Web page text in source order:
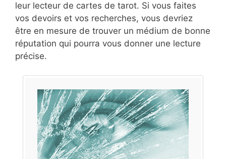
leur lecteur de cartes de tarot. Si vous faites
vos devoirs et vos recherches, vous devriez
être en mesure de trouver un médium de bonne
réputation qui pourra vous donner une lecture
précise.